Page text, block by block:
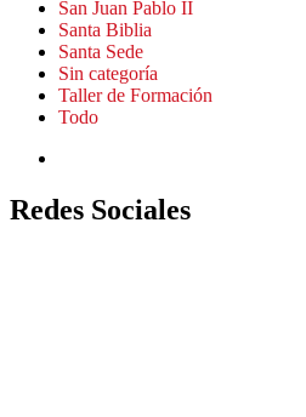
San Juan Pablo II
Santa Biblia
Santa Sede
Sin categoría
Taller de Formación
Todo
Redes Sociales